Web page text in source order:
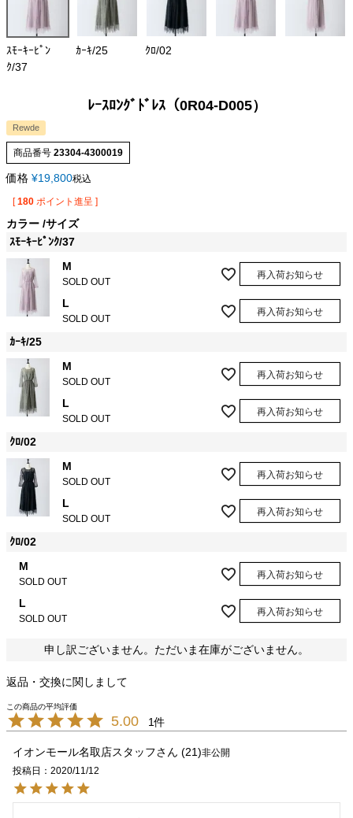
ｽﾓｰｷｰﾋﾟﾝ
ｸ/37
ｶｰｷ/25 ｸﾛ/02
ﾚｰｽﾛﾝｸﾞﾄﾞﾚｽ（0R04-D005）
Rewde
商品番号 23304-4300019
価格 ¥19,800税込
[ 180 ポイント進呈 ]
カラー サイズ
ｽﾓｰｷｰﾋﾟﾝｸ/37
M
SOLD OUT
再入荷お知らせ
L
SOLD OUT
再入荷お知らせ
ｶｰｷ/25
M
SOLD OUT
再入荷お知らせ
L
SOLD OUT
再入荷お知らせ
ｸﾛ/02
M
SOLD OUT
再入荷お知らせ
L
SOLD OUT
再入荷お知らせ
ｸﾛ/02
M
SOLD OUT
再入荷お知らせ
L
SOLD OUT
再入荷お知らせ
申し訳ございません。ただいま在庫がございません。
返品・交換に関しまして
5.00 1
イオンモール名取店スタッフ 21 非公開
投稿日
2020/11/12